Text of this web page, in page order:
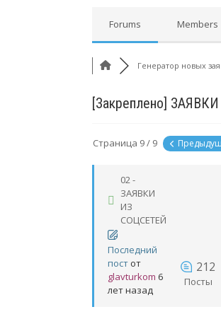
Forums Members
Генератор новых
[Закреплено]
Страница 9 / 9
02 -
ЗАЯВКИ
ИЗ
СОЦСЕТЕЙ
Последний
пост от
glavturkom 6
лет назад
212
Посты